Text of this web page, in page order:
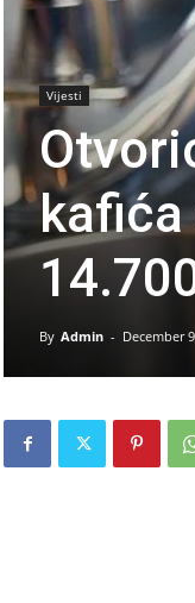
Vijesti
kafića
By Admin - December